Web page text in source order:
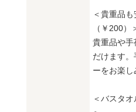
＜貴重品
（￥200）
貴重品や手
だけます
ーをお楽し
＜バスタ